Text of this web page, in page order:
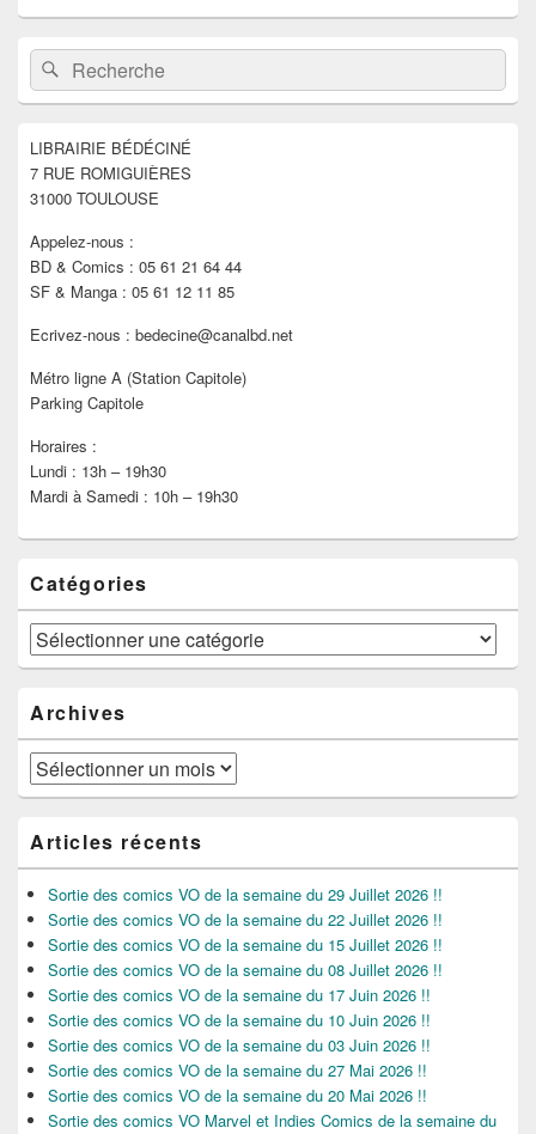
Zone
principale
de
widget
barre
latérale
Recherche :Rechercher
LIBRAIRIE BÉDÉCINÉ
7 RUE ROMIGUIÈRES
31000 TOULOUSE
Appelez-nous :
BD & Comics : 05 61 21 64 44
SF & Manga : 05 61 12 11 85
Ecrivez-nous : bedecine@canalbd.net
Métro ligne A (Station Capitole)
Parking Capitole
Horaires :
Lundi : 13h – 19h30
Mardi à Samedi : 10h – 19h30
Catégories
Catégories
Archives
Archives
Articles récents
Sortie des comics VO de la semaine du 29 Juillet 2026 !!
Sortie des comics VO de la semaine du 22 Juillet 2026 !!
Sortie des comics VO de la semaine du 15 Juillet 2026 !!
Sortie des comics VO de la semaine du 08 Juillet 2026 !!
Sortie des comics VO de la semaine du 17 Juin 2026 !!
Sortie des comics VO de la semaine du 10 Juin 2026 !!
Sortie des comics VO de la semaine du 03 Juin 2026 !!
Sortie des comics VO de la semaine du 27 Mai 2026 !!
Sortie des comics VO de la semaine du 20 Mai 2026 !!
Sortie des comics VO Marvel et Indies Comics de la semaine du